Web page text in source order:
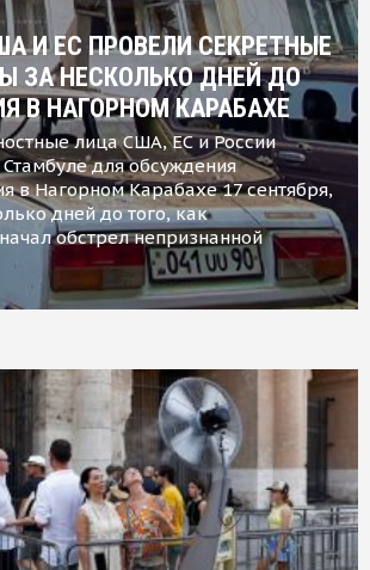
И ЕС ПРОВЕЛИ СЕКРЕТНЫЕ
ЗА НЕСКОЛЬКО ДНЕЙ ДО
В НАГОРНОМ КАРАБАХЕ
лица США, ЕС и России
Стамбуле для обсуждения
в Нагорном Карабахе 17 сентября,
дней до того, как
обстрел непризнанной